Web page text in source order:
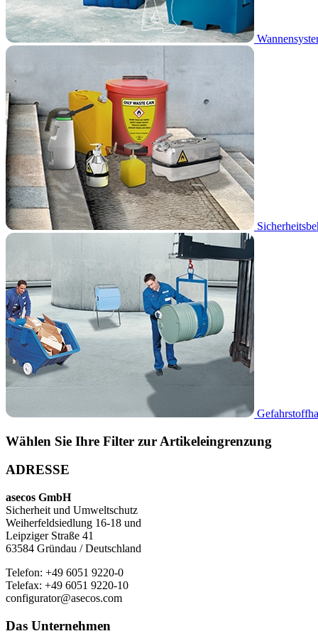
Wählen Sie Ihre Filter zur Artikeleingrenzung
ADRESSE
asecos GmbH
Sicherheit und Umweltschutz
Weiherfeldsiedlung 16-18 und
Leipziger Straße 41
63584 Gründau / Deutschland
Telefon: +49 6051 9220-0
Telefax: +49 6051 9220-10
configurator@asecos.com
Das Unternehmen